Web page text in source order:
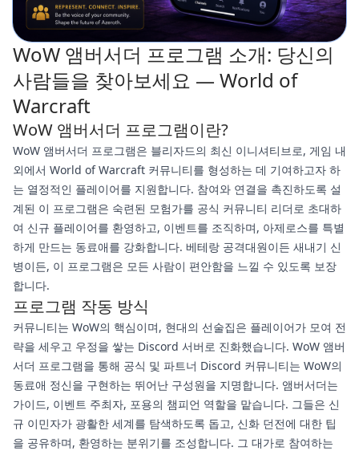
WoW 앰버서더 프로그램 소개: 당신의
사람들을 찾아보세요 — World of
Warcraft
WoW 앰버서더 프로그램이란?
WoW 앰버서더 프로그램은 블리자드의 최신 이니셔티브로, 게임 내
외에서 World of Warcraft 커뮤니티를 형성하는 데 기여하고자 하
는 열정적인 플레이어를 지원합니다. 참여와 연결을 촉진하도록 설
계된 이 프로그램은 숙련된 모험가를 공식 커뮤니티 리더로 초대하
여 신규 플레이어를 환영하고, 이벤트를 조직하며, 아제로스를 특별
하게 만드는 동료애를 강화합니다. 베테랑 공격대원이든 새내기 신
병이든, 이 프로그램은 모든 사람이 편안함을 느낄 수 있도록 보장
합니다.
프로그램 작동 방식
커뮤니티는 WoW의 핵심이며, 현대의 선술집은 플레이어가 모여 전
략을 세우고 우정을 쌓는 Discord 서버로 진화했습니다. WoW 앰버
서더 프로그램을 통해 공식 및 파트너 Discord 커뮤니티는 WoW의
동료애 정신을 구현하는 뛰어난 구성원을 지명합니다. 앰버서더는
가이드, 이벤트 주최자, 포용의 챔피언 역할을 맡습니다. 그들은 신
규 이민자가 광활한 세계를 탐색하도록 돕고, 신화 던전에 대한 팁
을 공유하며, 환영하는 분위기를 조성합니다. 그 대가로 참여하는